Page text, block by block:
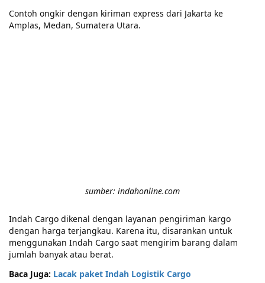
Contoh ongkir dengan kiriman express dari Jakarta ke
Amplas, Medan, Sumatera Utara.
sumber: indahonline.com
Indah Cargo dikenal dengan layanan pengiriman kargo
dengan harga terjangkau. Karena itu, disarankan untuk
menggunakan Indah Cargo saat mengirim barang dalam
jumlah banyak atau berat.
Baca Juga: Lacak paket Indah Logistik Cargo